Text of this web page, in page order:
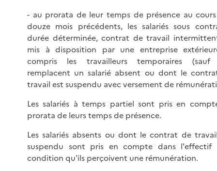
- au prorata de leur temps de présence au
douze mois précédents, les salariés sous
durée déterminée, contrat de travail
mis à disposition par une entreprise
compris les travailleurs temporaires (sauf
remplacent un salarié absent ou dont le
travail est suspendu avec versement de
Les salariés à temps partiel sont pris en
prorata de leurs temps de présence.
Les salariés absents ou dont le contrat de
suspendu sont pris en compte dans l'effectif
condition qu'ils perçoivent une rémunération.